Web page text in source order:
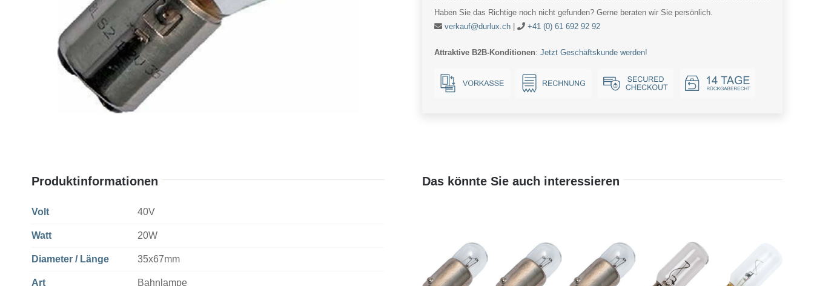
Ba20s
4020
Menge
Haben Sie das Richtige noch nicht gefunden? Gerne beraten wir Sie persönlich.
verkauf@durlux.ch| +41 (0) 61 692 92 92
Attraktive B2B-Konditionen: Jetzt Geschäftskunde werden!
Produktinformationen
Volt 40V
Watt 20W
Diameter / Länge 35x67mm
Art Bahnlampe
Das könnte Sie auch interessieren